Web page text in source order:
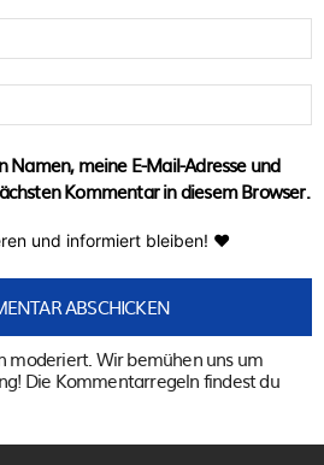
Namen, meine E-Mail-Adresse und
Kommentar in diesem Browser.
und informiert bleiben! ♥
moderiert. Wir bemühen uns um
Die Kommentarregeln findest du